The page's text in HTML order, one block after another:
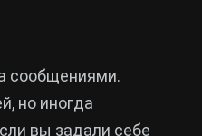
сообщениями.
но иногда
вы задали себе